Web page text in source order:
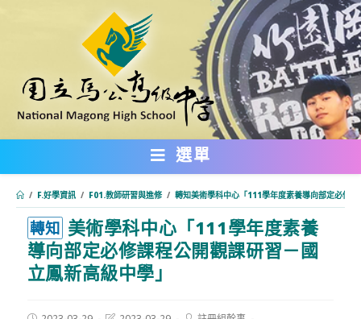
內
選單
/ F.好學資訊 / F01.教師研習與進修 / 轉知美術學科中心「111學年度素養導向部定必修
轉知 美術學科中心「111學年度素養
導向部定必修課程公開觀課研習－國
立鳳新高級中學」